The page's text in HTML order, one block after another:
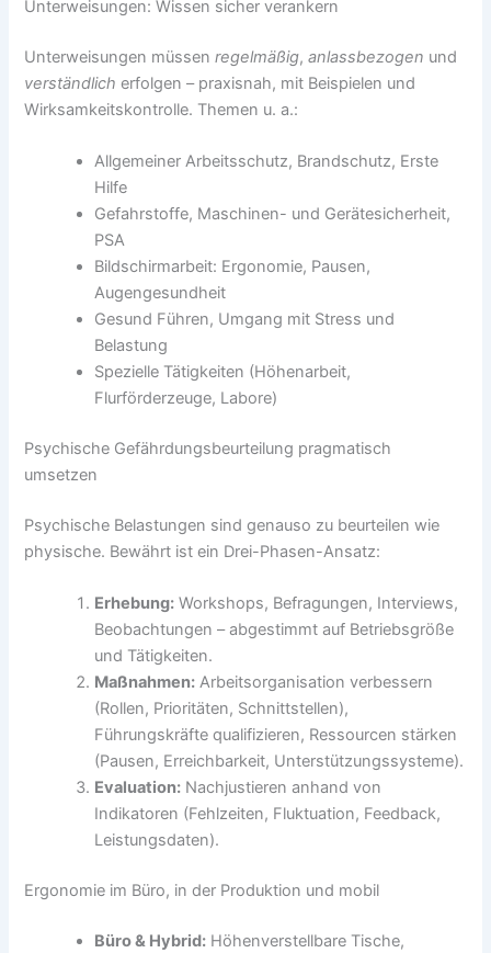
Unterweisungen: Wissen sicher verankern
Unterweisungen müssenregelmäßig,anlassbezogen und
verständlich erfolgen – praxisnah, mit Beispielen und
Wirksamkeitskontrolle. Themen u. a.:
Allgemeiner Arbeitsschutz, Brandschutz, Erste
Hilfe
Gefahrstoffe, Maschinen- und Gerätesicherheit,
PSA
Bildschirmarbeit: Ergonomie, Pausen,
Augengesundheit
Gesund Führen, Umgang mit Stress und
Belastung
Spezielle Tätigkeiten (Höhenarbeit,
Flurförderzeuge, Labore)
Psychische Gefährdungsbeurteilung pragmatisch
umsetzen
Psychische Belastungen sind genauso zu beurteilen wie
physische. Bewährt ist ein Drei-Phasen-Ansatz:
Erhebung: Workshops, Befragungen, Interviews,
Beobachtungen – abgestimmt auf Betriebsgröße
und Tätigkeiten.
Maßnahmen: Arbeitsorganisation verbessern
(Rollen, Prioritäten, Schnittstellen),
Führungskräfte qualifizieren, Ressourcen stärken
(Pausen, Erreichbarkeit, Unterstützungssysteme).
Evaluation: Nachjustieren anhand von
Indikatoren (Fehlzeiten, Fluktuation, Feedback,
Leistungsdaten).
Ergonomie im Büro, in der Produktion und mobil
Büro & Hybrid: Höhenverstellbare Tische,